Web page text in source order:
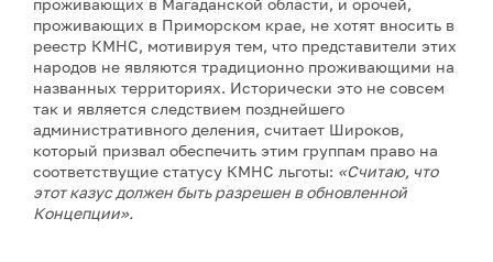
проживающих в Магаданской области, и орочей,
проживающих в Приморском крае, не хотят вносить в
реестр КМНС, мотивируя тем, что представители этих
народов не являются традиционно проживающими на
названных территориях. Исторически это не совсем
так и является следствием позднейшего
административного деления, считает Широков,
который призвал обеспечить этим группам право на
соответствущие статусу КМНС льготы: «Считаю, что
этот казус должен быть разрешен в обновленной
Концепции».